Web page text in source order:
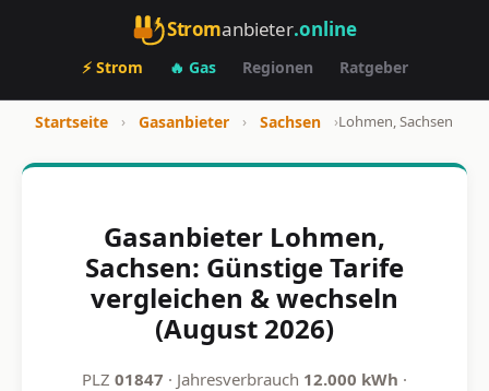
Stromanbieter.online
⚡ Strom 🔥 Gas Regionen Ratgeber
Startseite › Gasanbieter › Sachsen ›Lohmen, Sachsen
Gasanbieter Lohmen,
Sachsen: Günstige Tarife
vergleichen & wechseln
(August 2026)
PLZ 01847 · Jahresverbrauch 12.000 kWh ·